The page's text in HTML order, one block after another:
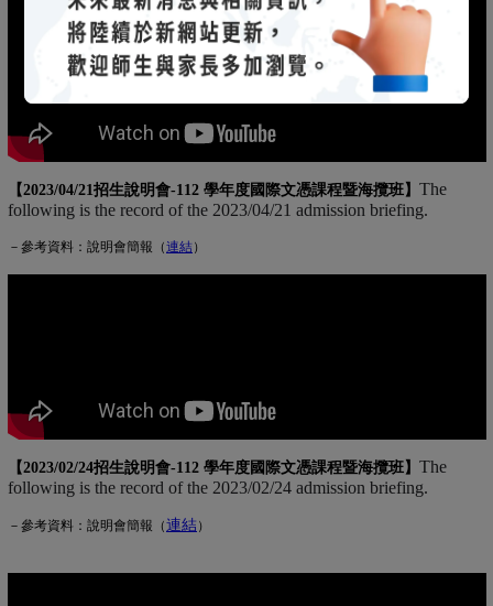
【2023/04/21招生說明會-112 學年度國際文憑課程暨海攬班】 The
following is the record of the 2023/04/21 admission briefing.
－參考資料：說明會簡報（連結(另開新視窗)
）
【2023/02/24招生說明會-112 學年度國際文憑課程暨海攬班】 The
following is the record of the 2023/02/24 admission briefing.
－參考資料：說明會簡報（連結(另開新視窗)
）